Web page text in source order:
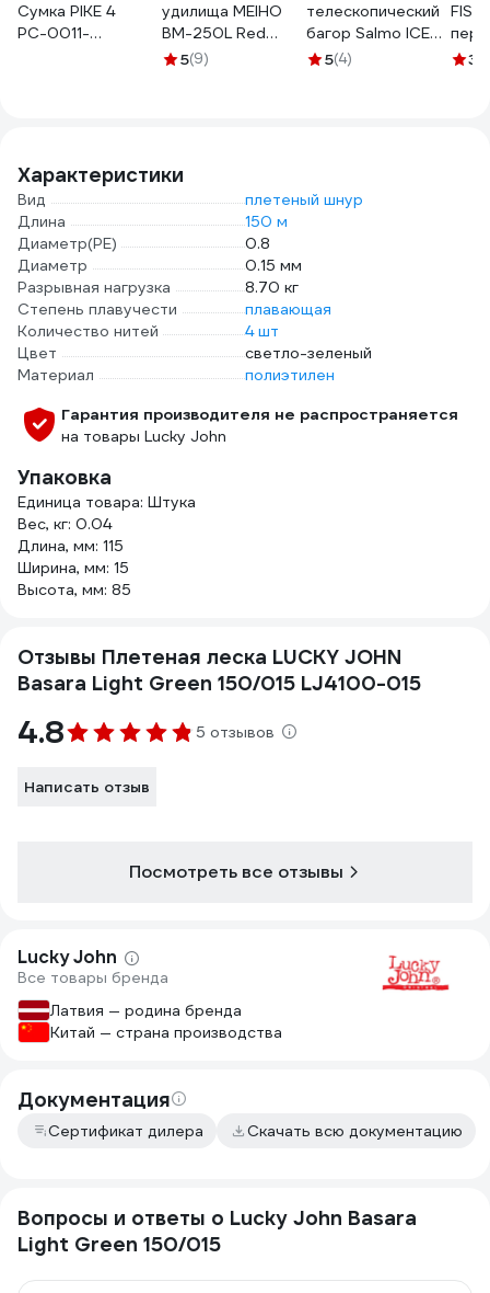
Сумка PIKE 4
РС-0011-
удилища MEIHO
BM-250L Red
Black 50х54х283
5(9)
телескопический
багор Salmo ICE
GAFF 62 ZG-62
5(4)
FISHING
3
Характеристики
Вид
плетеный шнур
Длина
150 м
Диаметр(PE)
0.8
Диаметр
0.15 мм
Разрывная нагрузка
8.70 кг
Степень плавучести
плавающая
Количество нитей
4 шт
Цвет
светло-зеленый
Материал
полиэтилен
Гарантия производителя не распространяется
на товары Lucky John
Упаковка
Единица товара: Штука
Вес, кг: 0.04
Длина, мм: 115
Ширина, мм: 15
Высота, мм: 85
Отзывы Плетеная леска LUCKY JOHN
Basara Light Green 150/015 LJ4100-015
4.8 5 отзывов
Написать отзыв
Посмотреть все отзывы
Lucky John
Все товары бренда
Латвия — родина бренда
Китай — страна производства
Документация
Сертификат дилера Скачать всю документацию
Вопросы и ответы о Lucky John Basara
Light Green 150/015